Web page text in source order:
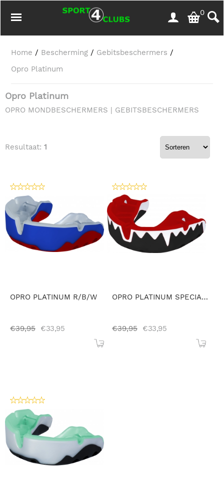
0
Home / Bescherming / Gebitsbeschermers /
Opro Platinum
Opro Platinum
OPRO MONDBESCHERMERS | GEBITSBESCHERMERS
Resultaat: 1
OPRO PLATINUM R/B/W
€39,95 €33,95
OPRO PLATINUM SPECIALE EDITIE
€39,95 €33,95